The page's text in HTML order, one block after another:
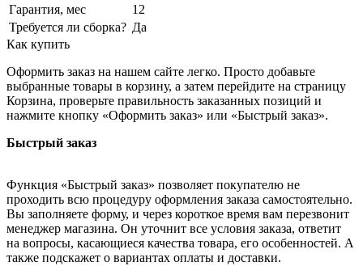
Гарантия, мес
12
Требуется ли сборка? Да
Как купить
Оформить заказ на нашем сайте легко. Просто добавьте
выбранные товары в корзину, а затем перейдите на страницу
Корзина, проверьте правильность заказанных позиций и
нажмите кнопку «Оформить заказ» или «Быстрый заказ».
Быстрый заказ
Функция «Быстрый заказ» позволяет покупателю не
проходить всю процедуру оформления заказа самостоятельно.
Вы заполняете форму, и через короткое время вам перезвонит
менеджер магазина. Он уточнит все условия заказа, ответит
на вопросы, касающиеся качества товара, его особенностей. А
также подскажет о вариантах оплаты и доставки.